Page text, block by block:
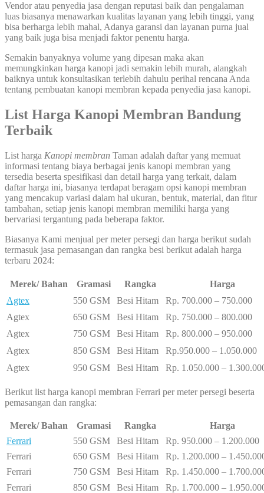
Vendor atau penyedia jasa dengan reputasi baik dan pengalaman
luas biasanya menawarkan kualitas layanan yang lebih tinggi, yang
bisa berharga lebih mahal, Adanya garansi dan layanan purna jual
yang baik juga bisa menjadi faktor penentu harga.
Semakin banyaknya volume yang dipesan maka akan
memungkinkan harga kanopi jadi semakin lebih murah, alangkah
baiknya untuk konsultasikan terlebih dahulu perihal rencana Anda
tentang pembuatan kanopi membran kepada penyedia jasa kanopi.
List Harga Kanopi Membran Bandung
Terbaik
List harga Kanopi membran Taman adalah daftar yang memuat
informasi tentang biaya berbagai jenis kanopi membran yang
tersedia beserta spesifikasi dan detail harga yang terkait, dalam
daftar harga ini, biasanya terdapat beragam opsi kanopi membran
yang mencakup variasi dalam hal ukuran, bentuk, material, dan fitur
tambahan, setiap jenis kanopi membran memiliki harga yang
bervariasi tergantung pada beberapa faktor.
Biasanya Kami menjual per meter persegi dan harga berikut sudah
termasuk jasa pemasangan dan rangka besi berikut adalah harga
terbaru 2024:
Merek/ Bahan Gramasi Rangka
Harga
Agtex
550 GSM Besi Hitam
Rp. 700.000 – 750.000
Agtex
650 GSM Besi Hitam
Rp. 750.000 – 800.000
Agtex
750 GSM Besi Hitam
Rp. 800.000 – 950.000
Agtex
850 GSM Besi Hitam
Rp.950.000 – 1.050.000
Agtex
950 GSM Besi Hitam Rp. 1.050.000 –
Berikut list harga kanopi membran Ferrari per meter persegi beserta
pemasangan dan rangka:
Merek/ Bahan Gramasi Rangka
Harga
Ferrari
550 GSM Besi Hitam
Rp. 950.000 – 1.200.000
Ferrari
650 GSM Besi Hitam
Rp. 1.200.000 –
Ferrari
750 GSM Besi Hitam
Rp. 1.450.000 –
Ferrari
850 GSM Besi Hitam
Rp. 1.700.000 –